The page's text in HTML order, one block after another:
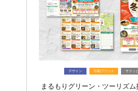
デザイン 印刷プリント サクッ
まるもりグリーン・ツーリズ